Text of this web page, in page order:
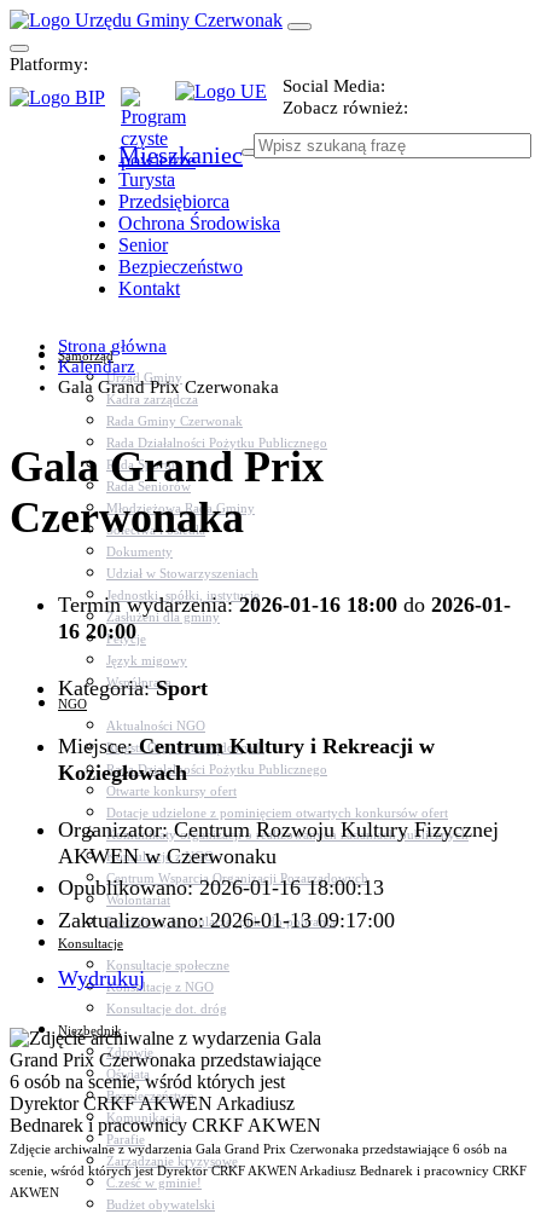
Platformy:
Social Media:
Zobacz również:
Mieszkaniec
Turysta
Przedsiębiorca
Ochrona Środowiska
Senior
Bezpieczeństwo
Kontakt
Samorząd
Urząd Gminy
Kadra zarządcza
Rada Gminy Czerwonak
Rada Działalności Pożytku Publicznego
Rada Sportu
Rada Seniorów
Młodzieżowa Rada Gminy
Sołectwa i osiedla
Dokumenty
Udział w Stowarzyszeniach
Jednostki, spółki, instytucje
Zasłużeni dla gminy
Petycje
Język migowy
Współpraca
NGO
Aktualności NGO
Rejestr Org. Pozarządowych
Rada Działalności Pożytku Publicznego
Otwarte konkursy ofert
Dotacje udzielone z pominięciem otwartych konkursów ofert
Komunikaty organizacji o realizowanych zadaniach publicznych
Konsultacje z NGO
Centrum Wsparcia Organizacji Pozarządowych
Wolontariat
Procedury, formularze, pliki do pobrania
Konsultacje
Konsultacje społeczne
Konsultacje z NGO
Konsultacje dot. dróg
Niezbędnik
Zdrowie
Oświata
Bezpieczeństwo
Komunikacja
Parafie
Zarządzanie kryzysowe
C.ześć w gminie!
Budżet obywatelski
Strona główna
Kalendarz
Gala Grand Prix Czerwonaka
Gala Grand Prix
Czerwonaka
Termin wydarzenia:2026-01-16 18:00 do 2026-01-
16 20:00
Kategoria:Sport
Miejsce:Centrum Kultury i Rekreacji w
Koziegłowach
Organizator: Centrum Rozwoju Kultury Fizycznej
AKWEN w Czerwonaku
Opublikowano: 2026-01-16 18:00:13
Zaktualizowano: 2026-01-13 09:17:00
Wydrukuj
Zdjęcie archiwalne z wydarzenia Gala Grand Prix Czerwonaka przedstawiające 6 osób na
scenie, wśród których jest Dyrektor CRKF AKWEN Arkadiusz Bednarek i pracownicy CRKF
AKWEN